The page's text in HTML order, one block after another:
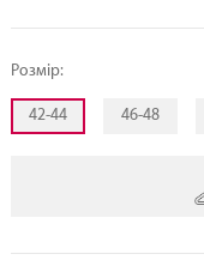
Розмір:
42-44 46-48